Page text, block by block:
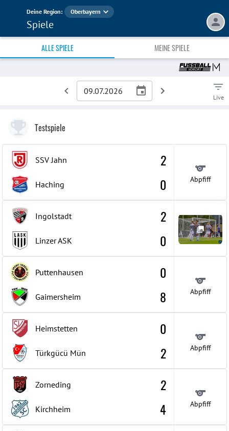
Deine Region: Oberbayern
Spiele
ALLE SPIELE MEINE SPIELE
Live
Testspiele
SSV Jahn
Haching
2
0
Abpfiff
Ingolstadt
Linzer ASK
2
0
Puttenhausen
Gaimersheim
0
8
Abpfiff
Heimstetten
Türkgücü Mün
0
2
Abpfiff
Zorneding
Kirchheim
2
4
Abpfiff